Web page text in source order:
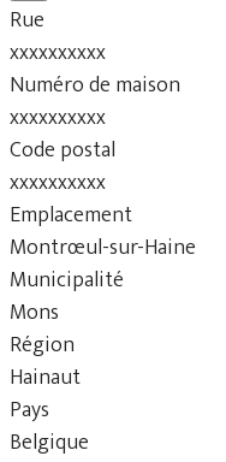
Rue
xxxxxxxxxx
Numéro de maison
xxxxxxxxxx
Code postal
xxxxxxxxxx
Emplacement
Montrœul-sur-Haine
Municipalité
Mons
Région
Hainaut
Pays
Belgique